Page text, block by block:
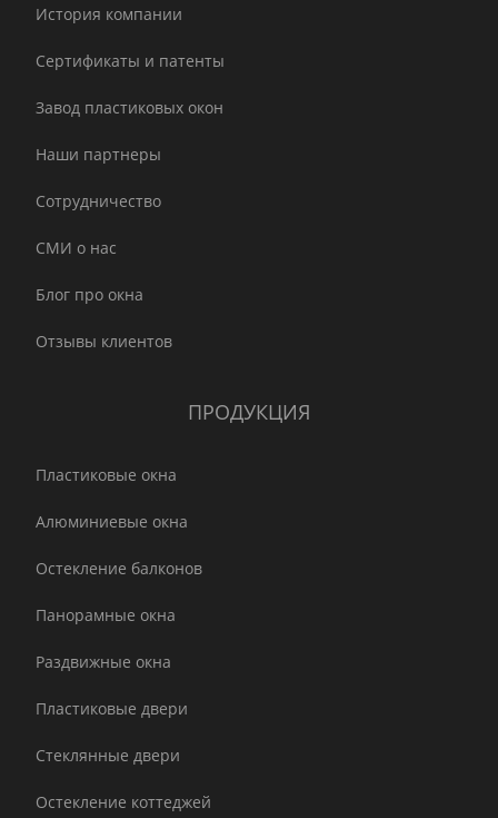
История компании
Сертификаты и патенты
Завод пластиковых окон
Наши партнеры
Сотрудничество
СМИ о нас
Блог про окна
Отзывы клиентов
ПРОДУКЦИЯ
Пластиковые окна
Алюминиевые окна
Остекление балконов
Панорамные окна
Раздвижные окна
Пластиковые двери
Стеклянные двери
Остекление коттеджей